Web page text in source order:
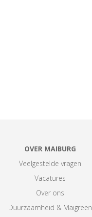
OVER MAIBURG
Veelgestelde vragen
Vacatures
Over ons
Duurzaamheid & Maigreen